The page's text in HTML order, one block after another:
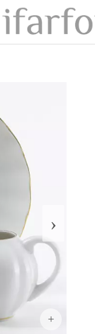
›
+